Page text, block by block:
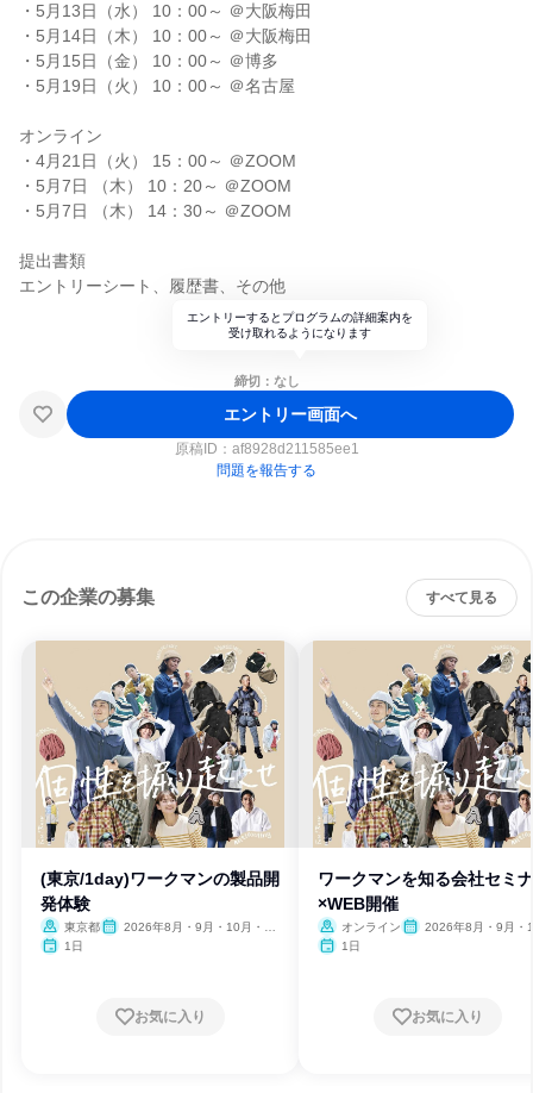
・5月13日（水） 10：00～ ＠大阪梅田
・5月14日（木） 10：00～ ＠大阪梅田
・5月15日（金） 10：00～ ＠博多
・5月19日（火） 10：00～ ＠名古屋
オンライン
・4月21日（火） 15：00～ ＠ZOOM
・5月7日 （木） 10：20～ ＠ZOOM
・5月7日 （木） 14：30～ ＠ZOOM
提出書類
エントリーシート、履歴書、その他
エントリーするとプログラムの詳細案内を
受け取れるようになります
締切：なし
エントリー画面へ
原稿ID： af8928d211585ee1
問題を報告する
この企業の募集 すべて見る
(東京/1day)ワークマンの製品開
発体験
東京都
2026年8月・9月・10月・11
1日
お気に入り
ワークマンを知る会社セミ
×WEB開催
オンライン
2026年8月・9月・
1日
お気に入り